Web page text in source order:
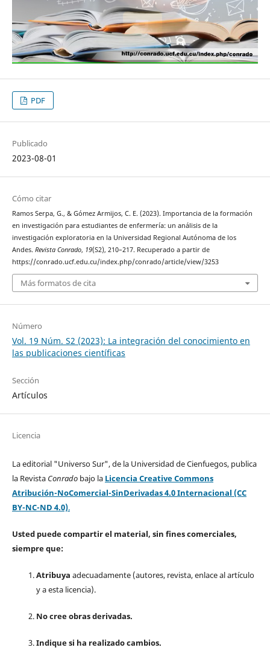
PDF
Publicado
2023-08-01
Cómo citar
Ramos Serpa, G., & Gómez Armijos, C. E. (2023). Importancia de la formación
en investigación para estudiantes de enfermería: un análisis de la
investigación exploratoria en la Universidad Regional Autónoma de los
Andes. Revista Conrado, 19(S2), 210–217. Recuperado a partir de
https://conrado.ucf.edu.cu/index.php/conrado/article/view/3253
Más formatos de cita
Número
Vol. 19 Núm. S2 (2023): La integración del conocimiento en
las publicaciones científicas
Sección
Artículos
Licencia
La editorial "Universo Sur", de la Universidad de Cienfuegos, publica
la Revista Conradobajo la Licencia Creative Commons
Atribución-NoComercial-SinDerivadas 4.0 Internacional (CC
BY-NC-ND 4.0).
Usted puede compartir el material, sin fines comerciales,
siempre que:
Atribuya adecuadamente (autores, revista, enlace al artículo
y a esta licencia).
No cree obras derivadas.
Indique si ha realizado cambios.